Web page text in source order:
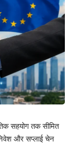
सहयोग तक सीमित
और सप्लाई चेन